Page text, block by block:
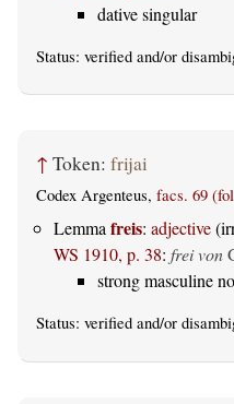
dative singular
Status: verified and/or
↑ Token: frijai
Codex Argenteus, facs. 69
Lemmafreis: adjective
WS 1910, p. 38: frei von
strong masculine
Status: verified and/or